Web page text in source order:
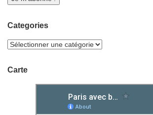
Categories
Carte